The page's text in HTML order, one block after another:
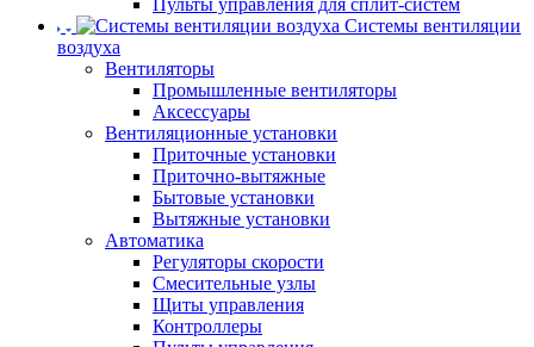
Пульты управления для сплит-систем
Системы вентиляции
воздуха
Вентиляторы
Промышленные вентиляторы
Аксессуары
Вентиляционные установки
Приточные установки
Приточно-вытяжные
Бытовые установки
Вытяжные установки
Автоматика
Регуляторы скорости
Смесительные узлы
Щиты управления
Контроллеры